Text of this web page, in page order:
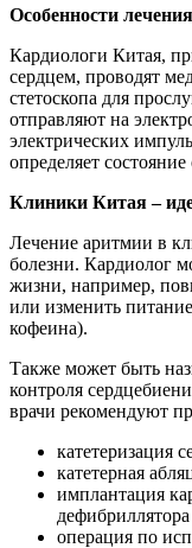
Особенности
Кардиологи Китая,
сердцем, проводят
стетоскопа для
отправляют на
электрических
определяет
Клиники Китая –
Лечение аритмии в
болезни. Кардиолог
жизни, например,
или изменить
кофеина).
Также может быть
контроля
врачи рекомендуют
катетеризация
катетерная
имплантация
дефибриллятора
операция по